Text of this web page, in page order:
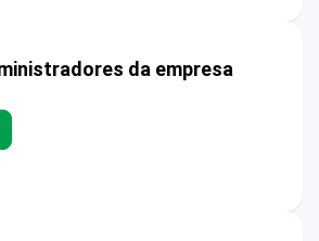
da empresa